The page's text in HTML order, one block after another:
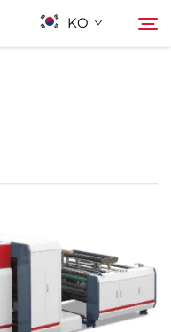
KO